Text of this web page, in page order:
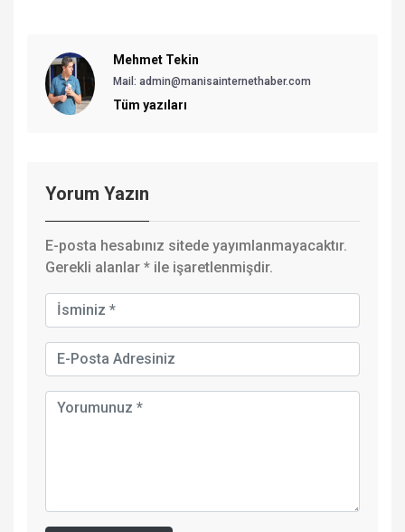
Mehmet Tekin
Mail: admin@manisainternethaber.com
Tüm yazıları
Yorum Yazın
E-posta hesabınız sitede yayımlanmayacaktır.
Gerekli alanlar * ile işaretlenmişdir.